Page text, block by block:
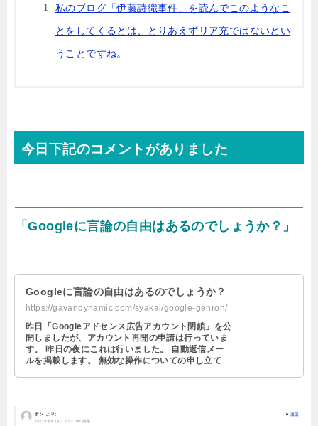
私のブログ「伊藤詩織事件」を読んでこのようなこ
とをしてくるとは、とりあえずリア充ではないとい
うことですね。
今日下記のコメントがありました
「Googleに言論の自由はあるのでしょうか？」
Googleに言論の自由はあるのでしょうか？
https://gavandynamic.com/syakai/google-genron/
昨日「Googleアドセンス広告アカウント閉鎖」を公
開しましたが、アカウント再開の申請は行っていま
す。 昨日の夜にこれは行いました。 自動返信メー
ルを掲載します。 無効な操作についての申し立てへ